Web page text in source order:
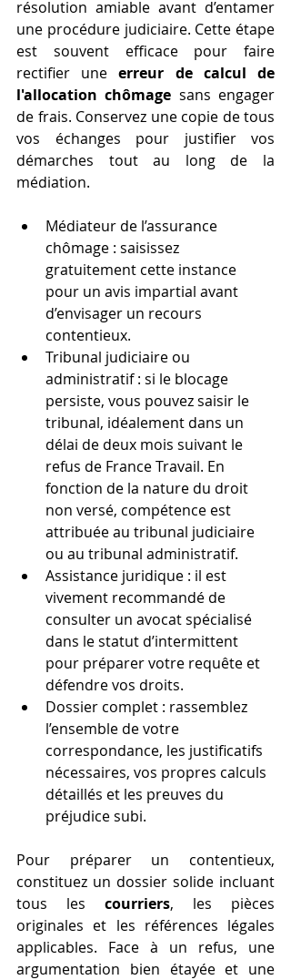
résolution amiable avant d’entamer
une procédure judiciaire. Cette étape
est souvent efficace pour faire
rectifier une erreur de calcul de
l'allocation chômage sans engager
de frais. Conservez une copie de tous
vos échanges pour justifier vos
démarches tout au long de la
médiation.
Médiateur de l’assurance
chômage : saisissez
gratuitement cette instance
pour un avis impartial avant
d’envisager un recours
contentieux.
Tribunal judiciaire ou
administratif : si le blocage
persiste, vous pouvez saisir le
tribunal, idéalement dans un
délai de deux mois suivant le
refus de France Travail. En
fonction de la nature du droit
non versé, compétence est
attribuée au tribunal judiciaire
ou au tribunal administratif.
Assistance juridique : il est
vivement recommandé de
consulter un avocat spécialisé
dans le statut d’intermittent
pour préparer votre requête et
défendre vos droits.
Dossier complet : rassemblez
l’ensemble de votre
correspondance, les justificatifs
nécessaires, vos propres calculs
détaillés et les preuves du
préjudice subi.
Pour préparer un contentieux,
constituez un dossier solide incluant
tous les courriers, les pièces
originales et les références légales
applicables. Face à un refus, une
argumentation bien étayée et une